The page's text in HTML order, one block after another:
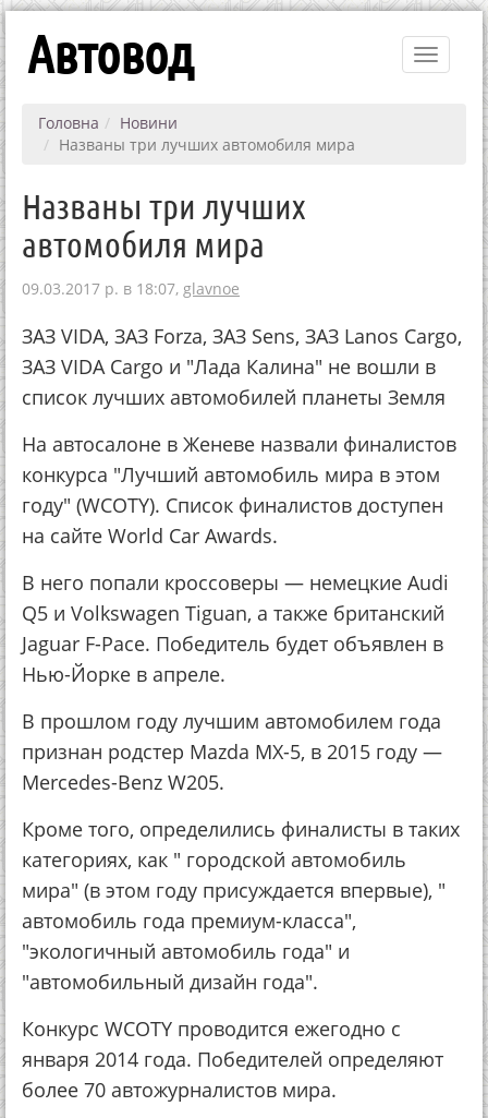
Toggle
Автовод
Головна
Новини
Названы три лучших автомобиля мира
Названы три лучших
автомобиля мира
09.03.2017 р. в 18:07, glavnoe
ЗАЗ VIDA, ЗАЗ Forza, ЗАЗ Sens, ЗАЗ Lanos Cargo,
ЗАЗ VIDA Cargo и "Лада Калина" не вошли в
список лучших автомобилей планеты Земля
На автосалоне в Женеве назвали финалистов
конкурса "Лучший автомобиль мира в этом
году" (WCOTY). Список финалистов доступен
на сайте World Car Awards.
В него попали кроссоверы — немецкие Audi
Q5 и Volkswagen Tiguan, а также британский
Jaguar F-Pace. Победитель будет объявлен в
Нью-Йорке в апреле.
В прошлом году лучшим автомобилем года
признан родстер Mazda MX-5, в 2015 году —
Mercedes-Benz W205.
Кроме того, определились финалисты в таких
категориях, как " городской автомобиль
мира" (в этом году присуждается впервые), "
автомобиль года премиум-класса",
"экологичный автомобиль года" и
"автомобильный дизайн года".
Конкурс WCOTY проводится ежегодно с
января 2014 года. Победителей определяют
более 70 автожурналистов мира.